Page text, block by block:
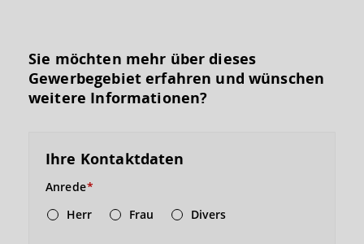
Sie möchten mehr über dieses
Gewerbegebiet erfahren und wünschen
weitere Informationen?
Ihre Kontaktdaten
Anrede
Herr
Frau Divers